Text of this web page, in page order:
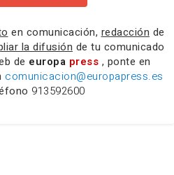
en comunicación, redacción de
la difusión de tu comunicado
de europa press , ponte en
comunicacion@europapress.es
913592600